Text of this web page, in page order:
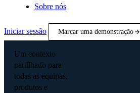
Sobre nós
Iniciar sessão Marcar uma demonstração
Um contexto
partilhado para
todas as equipas,
produtos e